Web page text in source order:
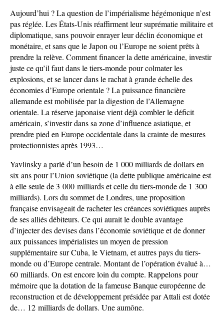
Aujourd’hui ? La question de l’impérialisme hégémonique n’est
pas réglée. Les États-Unis réaffirment leur suprématie militaire et
diplomatique, sans pouvoir enrayer leur déclin économique et
monétaire, et sans que le Japon ou l’Europe ne soient prêts à
prendre la relève. Comment financer la dette américaine, investir
juste ce qu’il faut dans le tiers-monde pour colmater les
explosions, et se lancer dans le rachat à grande échelle des
économies d’Europe orientale ? La puissance financière
allemande est mobilisée par la digestion de l’Allemagne
orientale. La réserve japonaise vient déjà combler le déficit
américain, s’investir dans sa zone d’influence asiatique, et
prendre pied en Europe occidentale dans la crainte de mesures
protectionnistes après 1993…
Yavlinsky a parlé d’un besoin de 1 000 milliards de dollars en
six ans pour l’Union soviétique (la dette publique américaine est
à elle seule de 3 000 milliards et celle du tiers-monde de 1 300
milliards). Lors du sommet de Londres, une proposition
française envisageait de racheter les créances soviétiques auprès
de ses alliés débiteurs. Ce qui aurait le double avantage
d’injecter des devises dans l’économie soviétique et de donner
aux puissances impérialistes un moyen de pression
supplémentaire sur Cuba, le Vietnam, et autres pays du tiers-
monde ou d’Europe centrale. Montant de l’opération évalué à…
60 milliards. On est encore loin du compte. Rappelons pour
mémoire que la dotation de la fameuse Banque européenne de
reconstruction et de développement présidée par Attali est dotée
de… 12 milliards de dollars. Une aumône.